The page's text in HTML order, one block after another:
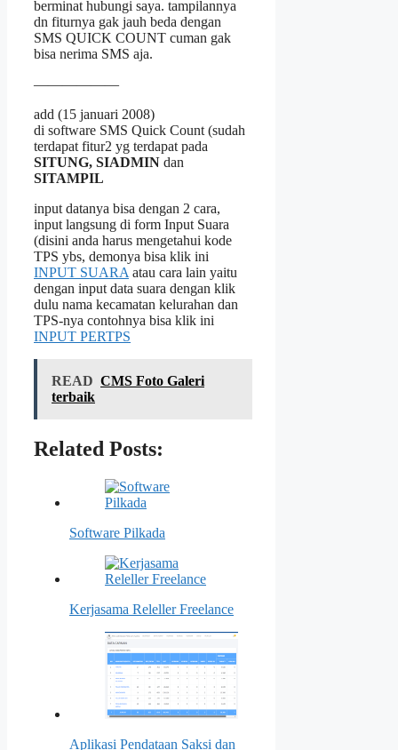
berminat hubungi saya. tampilannya
dn fiturnya gak jauh beda dengan
SMS QUICK COUNT cuman gak
bisa nerima SMS aja.
——————
add (15 januari 2008)
di software SMS Quick Count (sudah
terdapat fitur2 yg terdapat pada
SITUNG, SIADMIN dan
SITAMPIL
input datanya bisa dengan 2 cara,
input langsung di form Input Suara
(disini anda harus mengetahui kode
TPS ybs, demonya bisa klik ini
INPUT SUARA atau cara lain yaitu
dengan input data suara dengan klik
dulu nama kecamatan kelurahan dan
TPS-nya contohnya bisa klik ini
INPUT PERTPS
READ CMS Foto Galeri
terbaik
Related Posts:
Software Pilkada
Kerjasama Releller Freelance
Aplikasi Pendataan Saksi dan